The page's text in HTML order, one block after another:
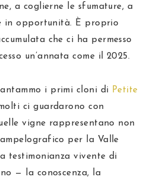
a coglierne le sfumature, a
in opportunità. È proprio
che ci ha permesso
un’annata come il 2025.
i primi cloni di Petite
ci guardarono con
vigne rappresentano non
per la Valle
testimonianza vivente di
— la conoscenza, la